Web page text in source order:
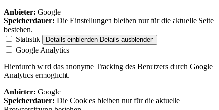
Anbieter: Google
Speicherdauer: Die Einstellungen bleiben nur für die aktuelle Seite
bestehen.
Statistik
Details einblenden Details ausblenden
Google Analytics
Hierdurch wird das anonyme Tracking des Benutzers durch Google
Analytics ermöglicht.
Anbieter: Google
Speicherdauer: Die Cookies bleiben nur für die aktuelle